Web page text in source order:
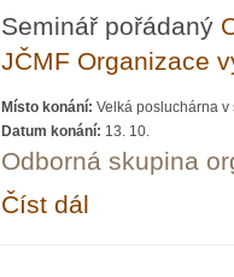
Seminář pořádaný
JČMF Organizace
Místo konání: Velká posluchárna v
Datum konání: 13. 10.
Odborná skupina
Číst dál